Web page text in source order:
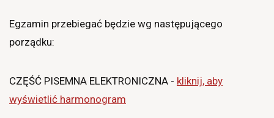
Egzamin przebiegać będzie wg następującego
porządku:
CZĘŚĆ PISEMNA ELEKTRONICZNA - kliknij, aby
wyświetlić harmonogram